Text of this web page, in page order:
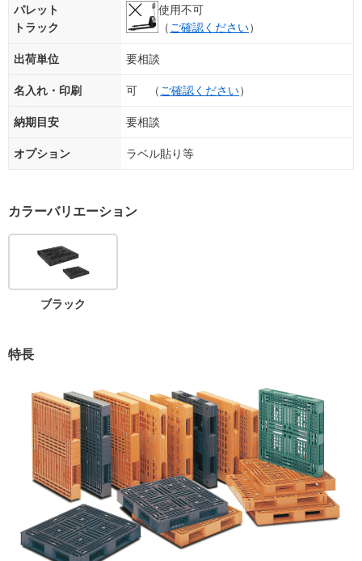
パレット
トラック
使用不可
（ ご確認ください）
出荷単位 要相談
名入れ・印刷 可 （ ご確認ください）
納期目安 要相談
オプション ラベル貼り等
カラーバリエーション
ブラック
特長